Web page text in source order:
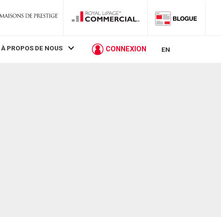
À PROPOS DE NOUS CONNEXION EN